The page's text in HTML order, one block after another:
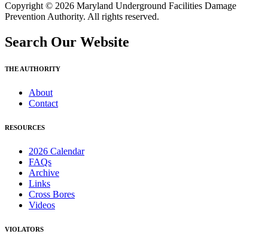
Copyright © 2026 Maryland Underground Facilities Damage
Prevention Authority. All rights reserved.
Search Our Website
THE AUTHORITY
About
Contact
RESOURCES
2026 Calendar
FAQs
Archive
Links
Cross Bores
Videos
VIOLATORS